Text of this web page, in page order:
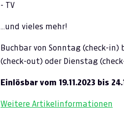
- TV
…und vieles mehr!
Buchbar von Sonntag (check-
(check-out) oder Dienstag
Einlösbar vom 19.11.2023 bis
Weitere Artikelinformationen